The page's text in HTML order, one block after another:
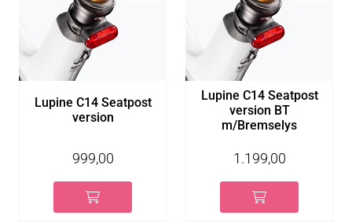
Lupine C14 Seatpost
version
999,00
Lupine C14 Seatpost
version BT
m/Bremselys
1.199,00